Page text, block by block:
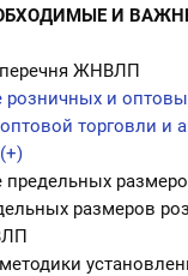
И
перечня ЖНВЛП
розничных и
торговли и
предельных
размеров